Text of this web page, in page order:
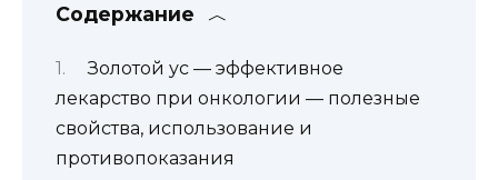
Содержание
Золотой ус — эффективное
лекарство при онкологии — полезные
свойства, использование и
противопоказания